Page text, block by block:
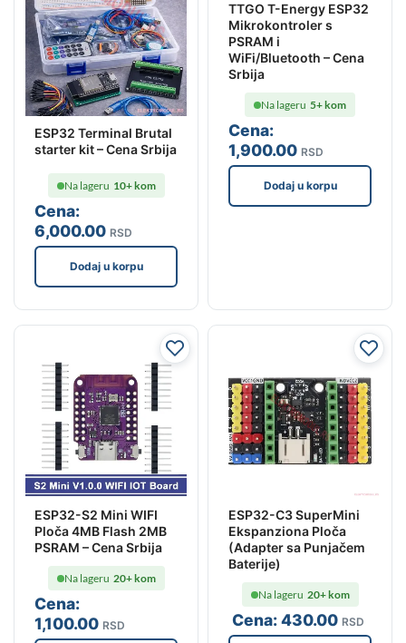
ESP32 Terminal Brutal
starter kit – Cena Srbija
Cena:
6,000.00 RSD
Na lageru 10+ kom
Dodaj u korpu
TTGO T-Energy ESP32
Mikrokontroler s
PSRAM i
WiFi/Bluetooth – Cena
Srbija
Cena:
1,900.00 RSD
Na lageru 5+ kom
Dodaj u korpu
ESP32-S2 Mini WIFI
Ploča 4MB Flash 2MB
PSRAM – Cena Srbija
Cena:
1,100.00 RSD
Na lageru 20+ kom
ESP32-C3 SuperMini
Ekspanziona Ploča
(Adapter sa Punjačem
Baterije)
Cena:430.00 RSD
Na lageru 20+ kom